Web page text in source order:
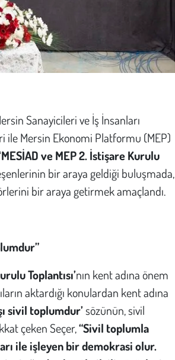
Sanayicileri ve İş İnsanları
ile Mersin Ekonomi Platformu (MEP)
ve MEP 2. İstişare Kurulu
bir araya geldiği buluşmada,
bir araya getirmek amaçlandı.
Toplantısı’nın kent adına önem
aktardığı konulardan kent adına
sivil toplumdur’sözünün, sivil
çeken Seçer,“Sivil toplumla
ile işleyen bir demokrasi olur.